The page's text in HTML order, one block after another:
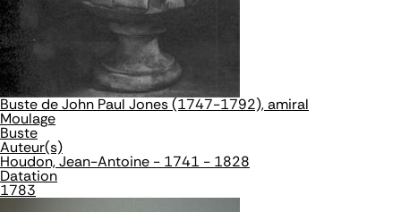
Buste de John Paul Jones (1747-1792), amiral
Moulage
Buste
Auteur(s)
Houdon, Jean-Antoine - 1741 - 1828
Datation
1783